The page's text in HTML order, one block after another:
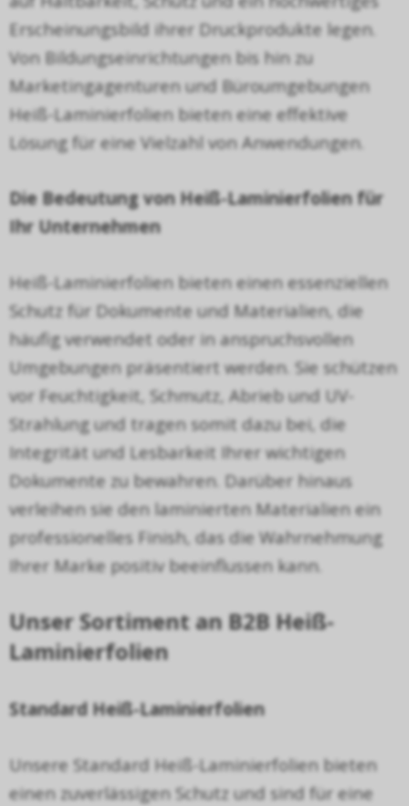
Erscheinungsbild ihrer Druckprodukte legen.
Von Bildungseinrichtungen bis hin zu
Marketingagenturen und Büroumgebungen
Heiß-Laminierfolien bieten eine effektive
Lösung für eine Vielzahl von Anwendungen.
Die Bedeutung von Heiß-Laminierfolien für
Ihr Unternehmen
Heiß-Laminierfolien bieten einen essenziellen
Schutz für Dokumente und Materialien, die
häufig verwendet oder in anspruchsvollen
Umgebungen präsentiert werden. Sie schützen
vor Feuchtigkeit, Schmutz, Abrieb und UV-
Strahlung und tragen somit dazu bei, die
Integrität und Lesbarkeit Ihrer wichtigen
Dokumente zu bewahren. Darüber hinaus
verleihen sie den laminierten Materialien ein
professionelles Finish, das die Wahrnehmung
Ihrer Marke positiv beeinflussen kann.
Unser Sortiment an B2B Heiß-
Laminierfolien
Standard Heiß-Laminierfolien
Unsere Standard Heiß-Laminierfolien bieten
einen zuverlässigen Schutz und sind für eine